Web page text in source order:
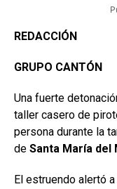
REDACCIÓN
GRUPO CANTÓN
Una fuerte
taller casero de
persona durante la
de Santa María del
El estruendo alertó